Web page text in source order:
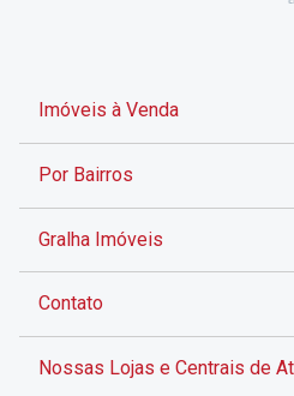
Imóveis à Venda
Por Bairros
Gralha Imóveis
Contato
Nossas Lojas e Centrais de